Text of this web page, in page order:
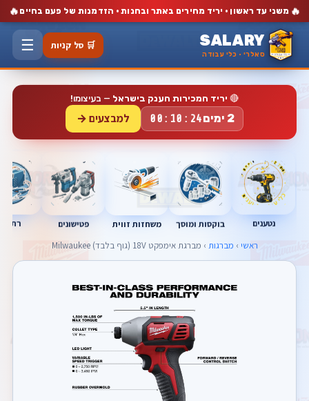
🔥 משני עד ראשון · יריד מחירים באתר ובחנות · הזדמנות של פעם בחיים 🔥
SALARY
סאלרי · כלי עבודה
🛒 סל קניות ☰
🔴 יריד המכירות הענק בישראל — בעיצומו!
2 ימים 00:10:23 למבצעים →
נטענים בוקסות ומוסך משחזות זווית פטישונים
ראשי › מברגות › מברגת אימפקט 18V (גוף בלבד) Milwaukee